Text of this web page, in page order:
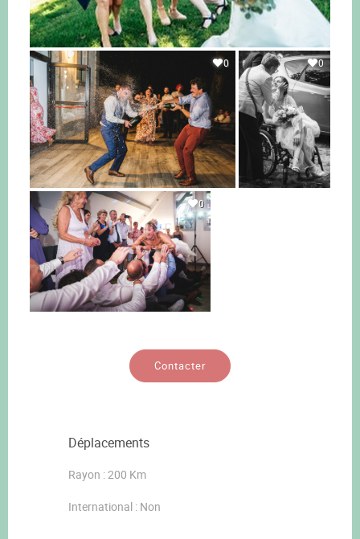
0 0
0
Contacter
Déplacements
Rayon : 200 Km
International : Non